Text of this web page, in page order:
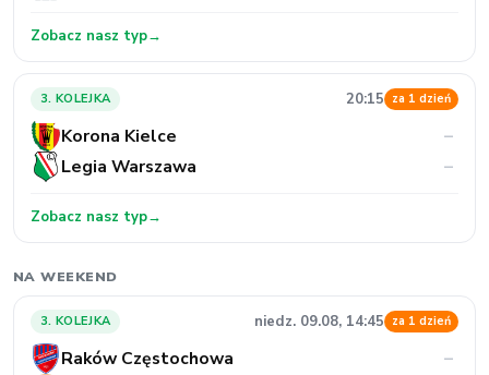
Zobacz nasz typ→
3. KOLEJKA 20:15 za 1 dzień
Korona Kielce
–
Legia Warszawa
–
Zobacz nasz typ→
NA WEEKEND
3. KOLEJKA niedz. 09.08, 14:45 za 1 dzień
Raków Częstochowa
–